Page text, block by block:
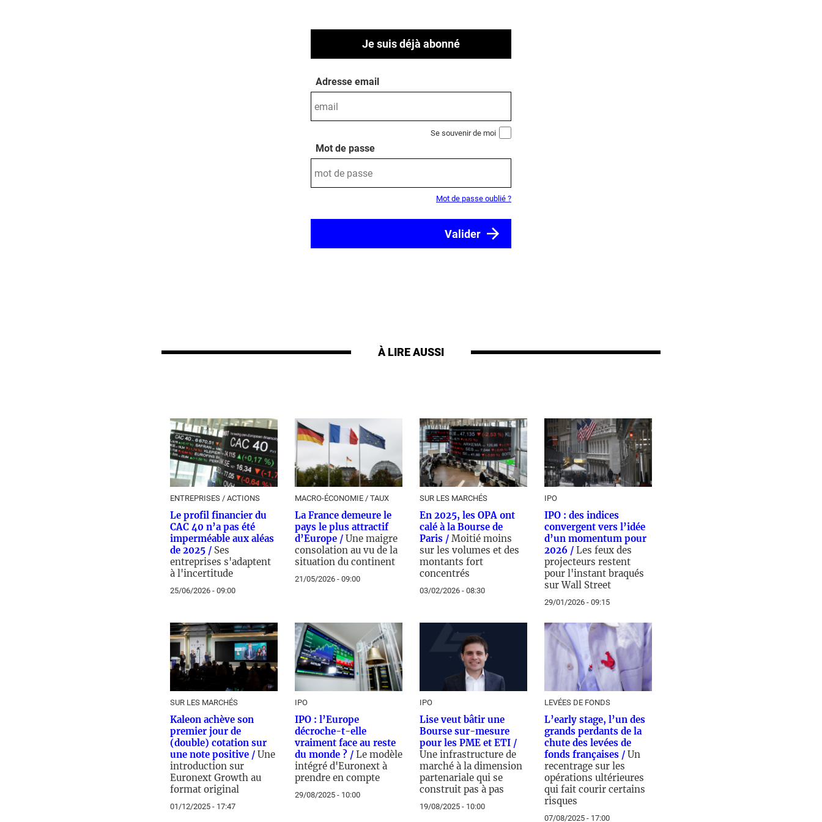
Je suis déjà abonné
Adresse email
Se souvenir de moi
Mot de passe
Mot de passe oublié ?
À LIRE AUSSI
ENTREPRISES / ACTIONS
Le profil financier du
CAC 40 n’a pas été
imperméable aux aléas
de 2025 / Ses
entreprises s'adaptent
à l'incertitude
25/06/2026 - 09:00
MACRO-ÉCONOMIE / TAUX
La France demeure le
pays le plus attractif
d’Europe / Une maigre
consolation au vu de la
situation du continent
21/05/2026 - 09:00
SUR LES MARCHÉS
En 2025, les OPA ont
calé à la Bourse de
Paris / Moitié moins
sur les volumes et des
montants fort
concentrés
03/02/2026 - 08:30
IPO
IPO : des indices
convergent vers l’idée
d’un momentum pour
2026 / Les feux des
projecteurs restent
pour l'instant braqués
sur Wall Street
29/01/2026 - 09:15
SUR LES MARCHÉS
Kaleon achève son
premier jour de
(double) cotation sur
une note positive / Une
introduction sur
Euronext Growth au
format original
01/12/2025 - 17:47
IPO
IPO : l’Europe
décroche-t-elle
vraiment face au reste
du monde ? / Le modèle
intégré d'Euronext à
prendre en compte
29/08/2025 - 10:00
IPO
Lise veut bâtir une
Bourse sur-mesure
pour les PME et ETI /
Une infrastructure de
marché à la dimension
partenariale qui se
construit pas à pas
19/08/2025 - 10:00
LEVÉES DE FONDS
L’early stage, l’un des
grands perdants de la
chute des levées de
fonds françaises / Un
recentrage sur les
opérations ultérieures
qui fait courir certains
risques
07/08/2025 - 17:00